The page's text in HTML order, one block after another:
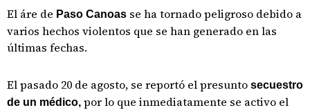
El áre de Paso Canoas se ha tornado peligroso debido a
varios hechos violentos que se han generado en las
últimas fechas.
El pasado 20 de agosto, se reportó el presunto secuestro
de un médico, por lo que inmediatamente se activo el